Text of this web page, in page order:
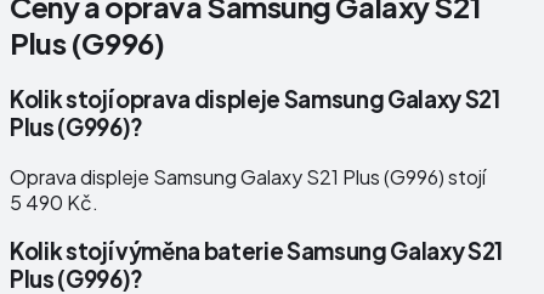
Plus (G996)
Kolik stojí oprava displeje Samsung Galaxy S21
Plus (G996)?
Oprava displeje Samsung Galaxy S21 Plus (G996) stojí
5 490 Kč.
Kolik stojí výměna baterie Samsung Galaxy S21
Plus (G996)?